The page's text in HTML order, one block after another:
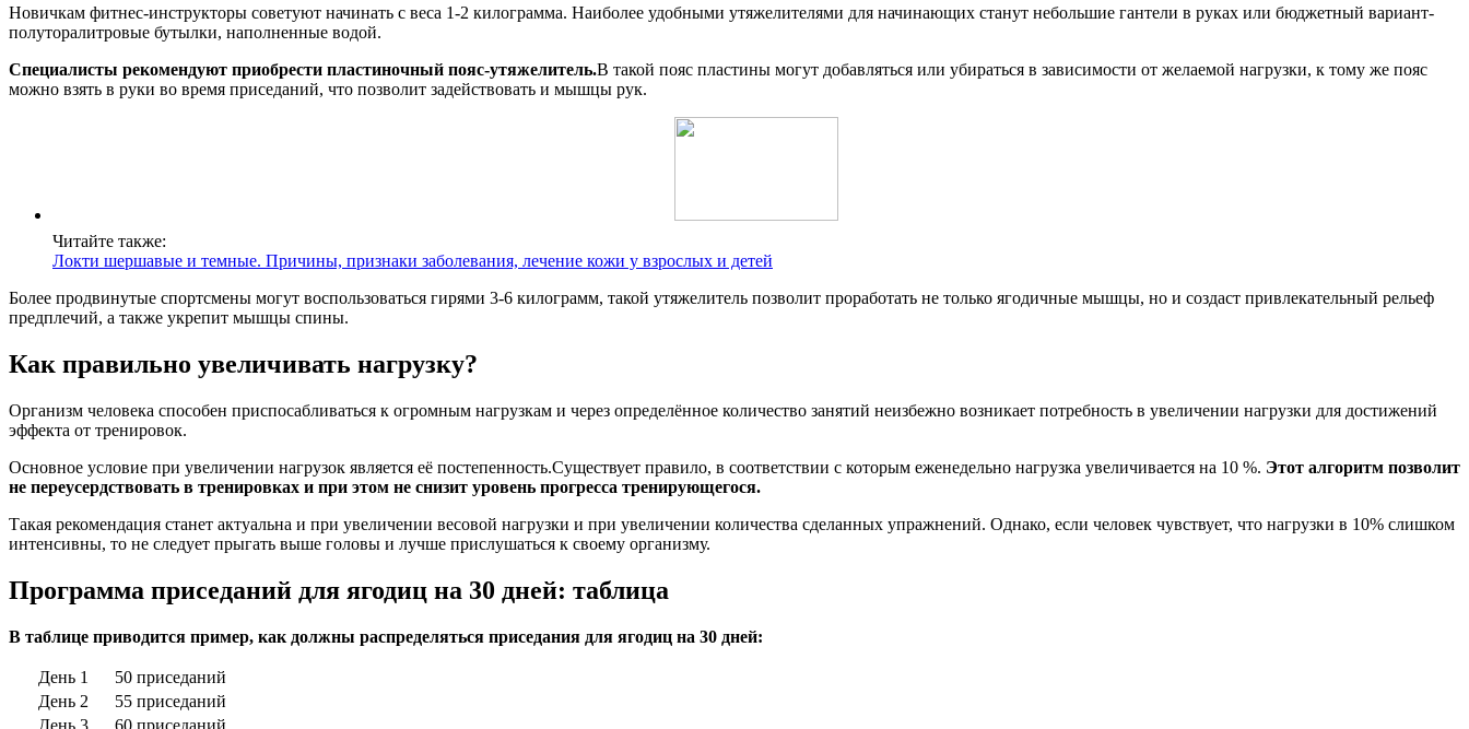
Новичкам фитнес-инструкторы советуют начинать с веса 1-2 килограмма. Наиболее удобными утяжелителями для начинающих станут небольшие гантели в руках или бюджетный вариант-
полуторалитровые бутылки, наполненные водой.
Специалисты рекомендуют приобрести пластиночный пояс-утяжелитель.В такой пояс пластины могут добавляться или убираться в зависимости от желаемой нагрузки, к тому же пояс
можно взять в руки во время приседаний, что позволит задействовать и мышцы рук.
Читайте также:
Локти шершавые и темные. Причины, признаки заболевания, лечение кожи у взрослых и детей
Более продвинутые спортсмены могут воспользоваться гирями 3-6 килограмм, такой утяжелитель позволит проработать не только ягодичные мышцы, но и создаст привлекательный рельеф
предплечий, а также укрепит мышцы спины.
Как правильно увеличивать нагрузку?
Организм человека способен приспосабливаться к огромным нагрузкам и через определённое количество занятий неизбежно возникает потребность в увеличении нагрузки для достижений
эффекта от тренировок.
Основное условие при увеличении нагрузок является её постепенность.Существует правило, в соответствии с которым еженедельно нагрузка увеличивается на 10 %. Этот алгоритм позволит
не переусердствовать в тренировках и при этом не снизит уровень прогресса тренирующегося.
Такая рекомендация станет актуальна и при увеличении весовой нагрузки и при увеличении количества сделанных упражнений. Однако, если человек чувствует, что нагрузки в 10% слишком
интенсивны, то не следует прыгать выше головы и лучше прислушаться к своему организму.
Программа приседаний для ягодиц на 30 дней: таблица
В таблице приводится пример, как должны распределяться приседания для ягодиц на 30 дней:
День 1
50 приседаний
День 2
55 приседаний
День 3
60 приседаний